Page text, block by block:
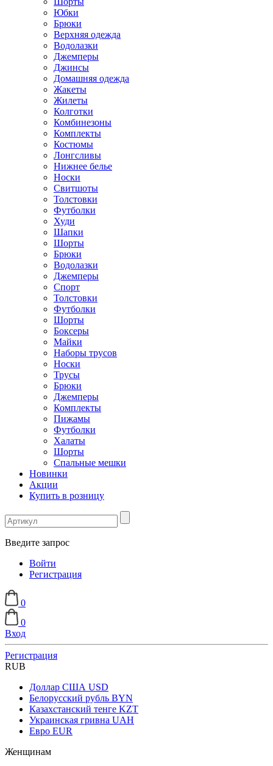
Юбки
Брюки
Верхняя одежда
Водолазки
Джемперы
Джинсы
Домашняя одежда
Жакеты
Жилеты
Колготки
Комбинезоны
Комплекты
Костюмы
Лонгсливы
Нижнее белье
Носки
Свитшоты
Толстовки
Футболки
Худи
Шапки
Шорты
Брюки
Водолазки
Джемперы
Спорт
Толстовки
Футболки
Шорты
Боксеры
Майки
Наборы трусов
Носки
Трусы
Брюки
Джемперы
Комплекты
Пижамы
Футболки
Халаты
Шорты
Спальные мешки
Новинки
Акции
Купить в розницу
Введите запрос
Войти
Регистрация
0
0
Вход
Регистрация
RUB
Доллар США USD
Белорусский рубль BYN
Казахстанский тенге KZT
Украинская гривна UAH
Евро EUR
Женщинам